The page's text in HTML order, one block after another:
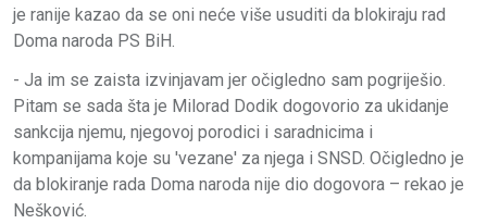
je ranije kazao da se oni neće više usuditi da blokiraju rad
Doma naroda PS BiH.
- Ja im se zaista izvinjavam jer očigledno sam pogriješio.
Pitam se sada šta je Milorad Dodik dogovorio za ukidanje
sankcija njemu, njegovoj porodici i saradnicima i
kompanijama koje su 'vezane' za njega i SNSD. Očigledno je
da blokiranje rada Doma naroda nije dio dogovora – rekao je
Nešković.